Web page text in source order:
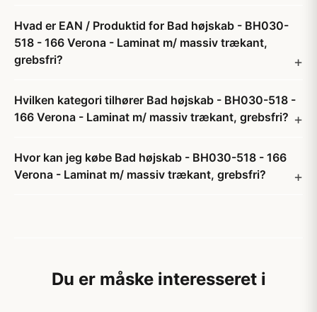
Hvad er EAN / Produktid for Bad højskab - BH030-
518 - 166 Verona - Laminat m/ massiv trækant,
grebsfri?
Hvilken kategori tilhører Bad højskab - BH030-518 -
166 Verona - Laminat m/ massiv trækant, grebsfri?
Hvor kan jeg købe Bad højskab - BH030-518 - 166
Verona - Laminat m/ massiv trækant, grebsfri?
Du er måske interesseret i